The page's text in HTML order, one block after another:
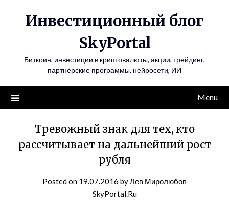
Инвестиционный блог
SkyPortal
Биткоин, инвестиции в криптовалюты, акции, трейдинг,
партнёрские программы, нейросети, ИИ
Menu
Тревожный знак для тех, кто
рассчитывает на дальнейший рост
рубля
Posted on 19.07.2016 byЛев Миролюбов
SkyPortal.Ru